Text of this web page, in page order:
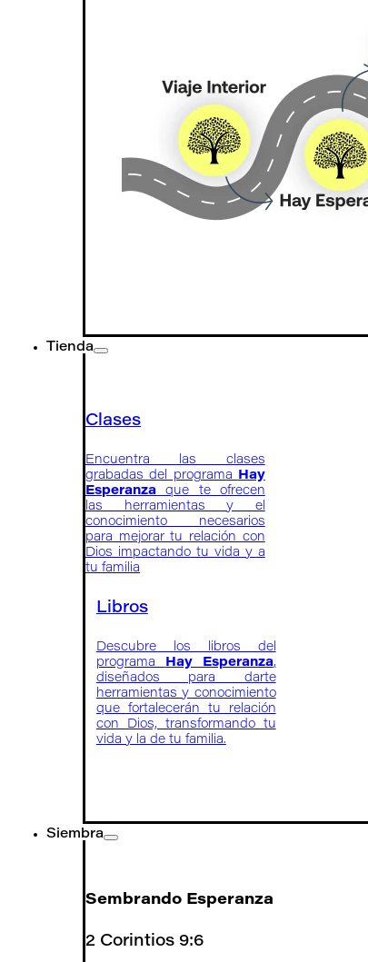
Tienda
Clases
Encuentra las clases
grabadas del programa Hay
Esperanza que te ofrecen
las herramientas y el
conocimiento necesarios
para mejorar tu relación con
Dios impactando tu vida y a
tu familia
Libros
Descubre los libros del
programa
Hay Esperanza,
diseñados para darte
herramientas y conocimiento
que fortalecerán tu relación
con Dios, transformando tu
vida y la de tu familia.
Siembra
Sembrando Esperanza
2 Corintios 9:6